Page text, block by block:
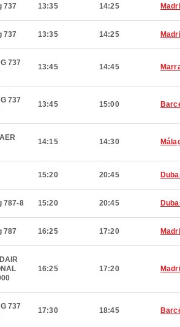
737 13:35 14:25
737 13:35 14:25
737
13:45 14:45
737
13:45 15:00
14:15 14:30
15:20 20:45
787-8 15:20 20:45
787 16:25 17:20
16:25 17:20
737
17:30 18:45